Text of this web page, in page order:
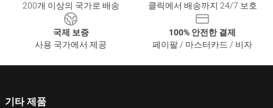
200개 이상의 국가로 배송
클릭에서 배송까지 24/7 보호
국제 보증
사용 국가에서 제공
100% 안전한 결제
페이팔 / 마스터카드 / 비자
기타 제품